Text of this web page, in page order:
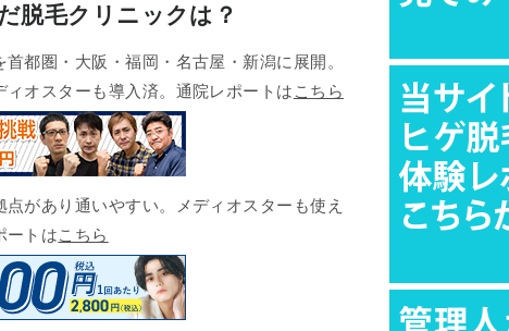
脱毛クリニックは？
都圏・大阪・福岡・名古屋・新潟に展開。
オスターも導入済。通院レポートは こちら
があり通いやすい。メディオスターも使え
ートはこちら